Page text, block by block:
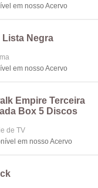
em nosso Acervo
Lista Negra
em nosso Acervo
Empire Terceira
Box 5 Discos
de TV
em nosso Acervo